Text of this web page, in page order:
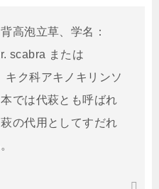
高泡立草、学名：
scabra または
ク科アキノキリンソ
では代萩とも呼ばれ
の代用としてすだれ